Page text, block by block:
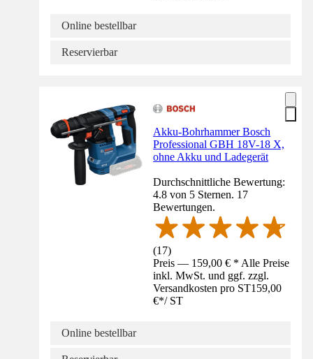
Online bestellbar
Reservierbar
Akku-Bohrhammer Bosch
Professional GBH 18V-18 X,
ohne Akku und Ladegerät
Durchschnittliche Bewertung:
4.8 von 5 Sternen. 17
Bewertungen.
(17)
Preis — 159,00 € * Alle Preise
inkl. MwSt. und ggf. zzgl.
Versandkosten pro ST159,00
€*/ ST
Online bestellbar